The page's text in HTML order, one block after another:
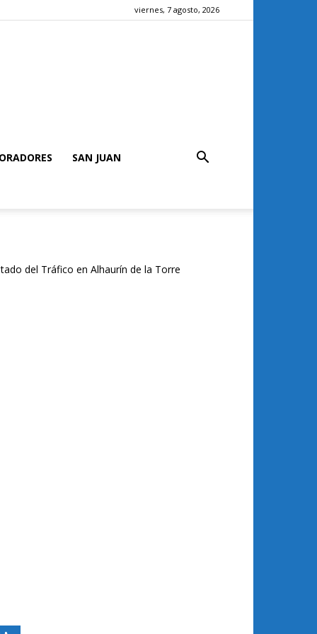
viernes, 7 agosto, 2026
SAN JUAN
del Tráfico en Alhaurín de la Torre